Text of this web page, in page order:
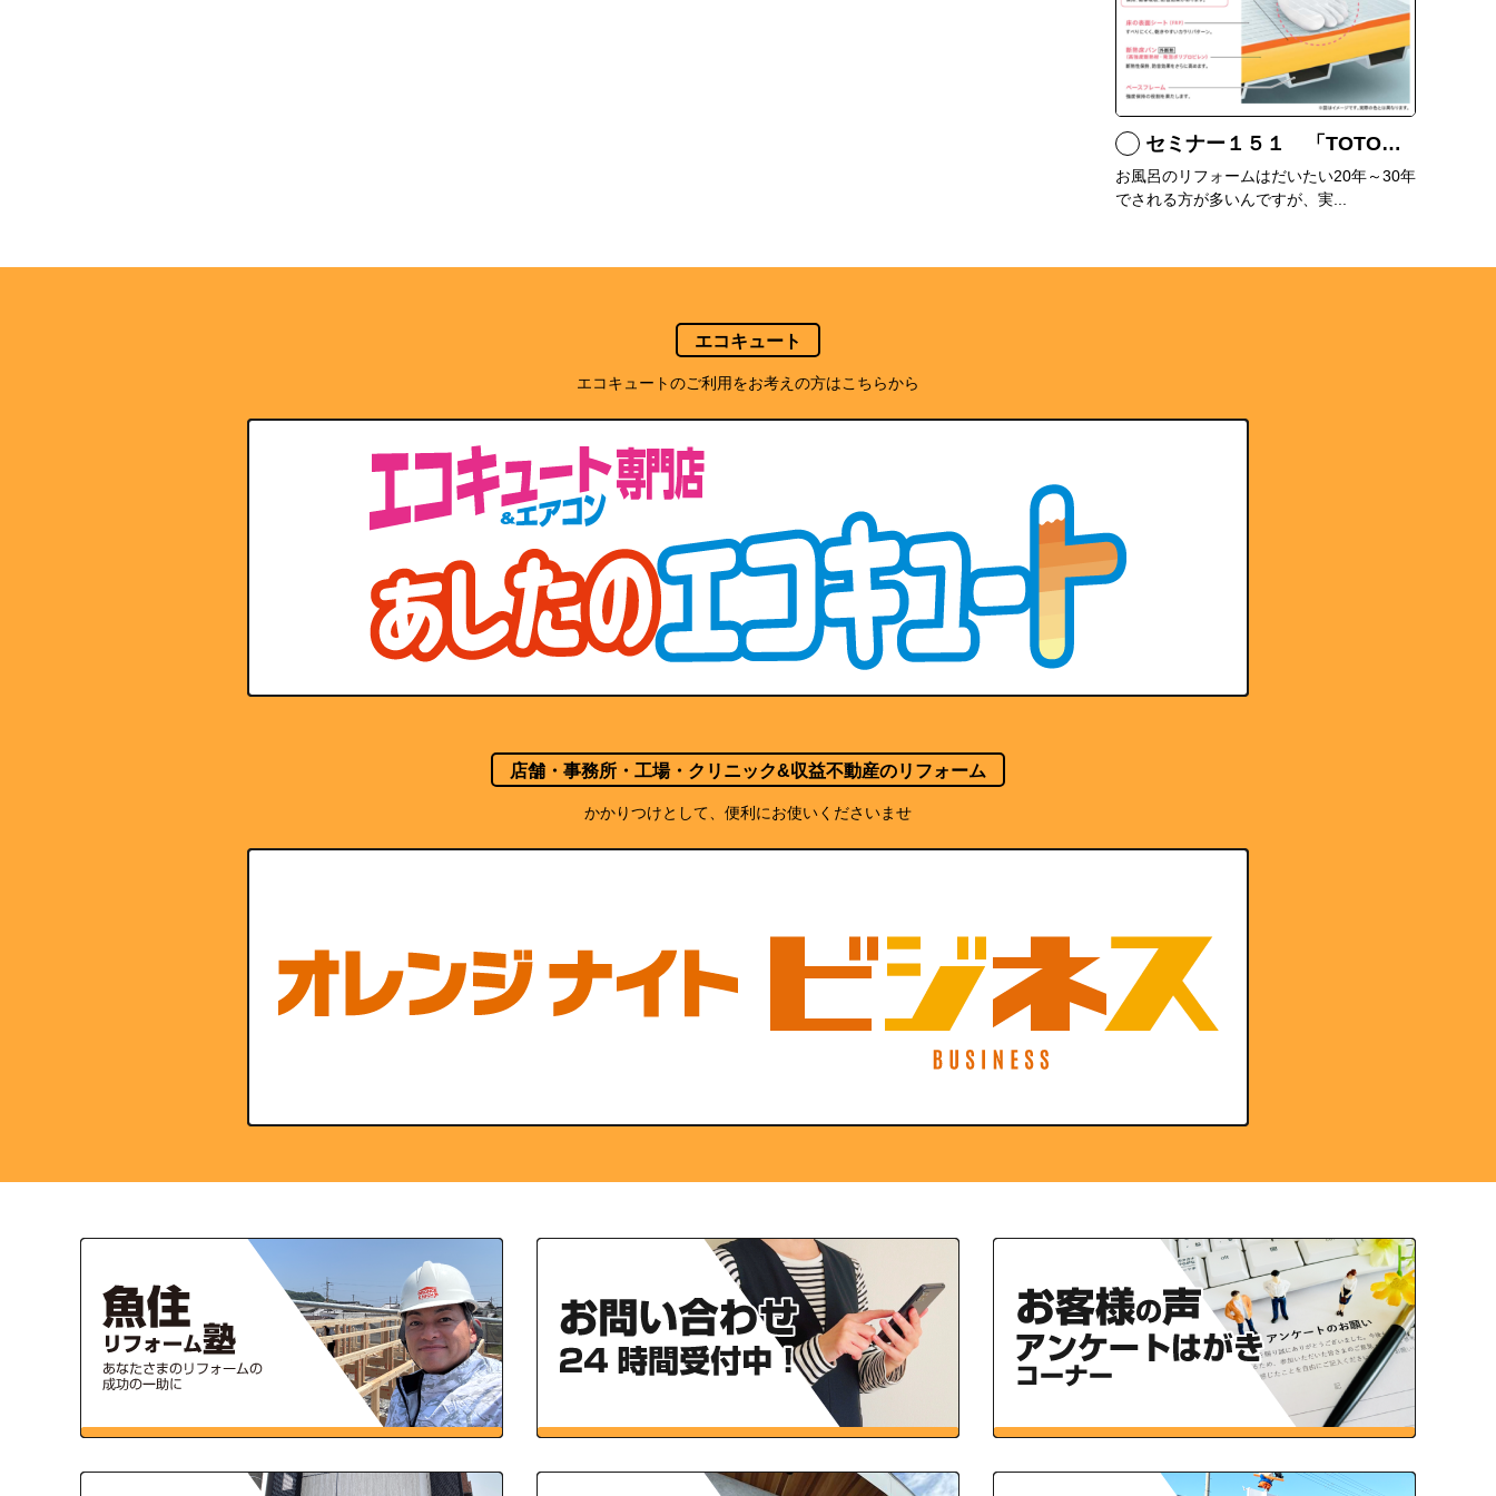
セミナー１５１ 「TOTOシステムバス サザナの特徴」
お風呂のリフォームはだいたい20年～30年
でされる方が多いんですが、実...
エコキュート
エコキュートのご利用をお考えの方はこちらから
店舗・事務所・工場・クリニック&収益不動産のリフォーム
かかりつけとして、便利にお使いくださいませ